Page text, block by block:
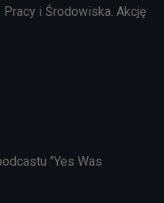
i Środowiska. Akcję
"Yes Was